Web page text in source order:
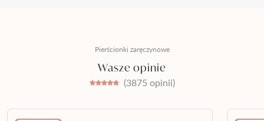
Pierścionki zaręczynowe
Wasze opinie
(3875 opinii)